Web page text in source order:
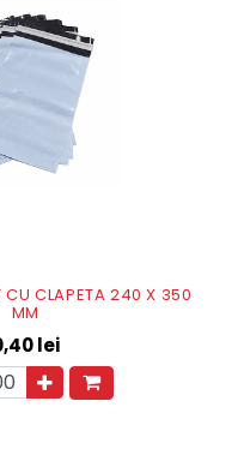
CU CLAPETA 240 X 350
MM
lei